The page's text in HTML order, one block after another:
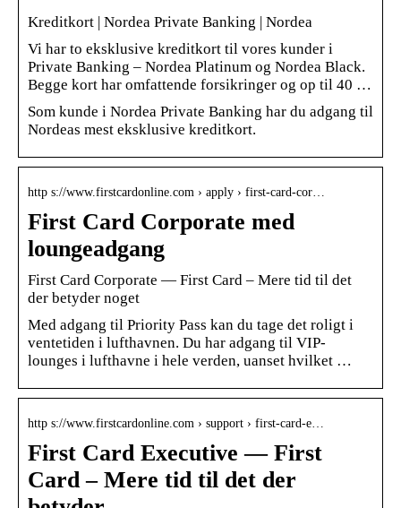
Kreditkort | Nordea Private Banking | Nordea
Vi har to eksklusive kreditkort til vores kunder i
Private Banking – Nordea Platinum og Nordea Black.
Begge kort har omfattende forsikringer og op til 40 …
Som kunde i Nordea Private Banking har du adgang til
Nordeas mest eksklusive kreditkort.
http s://www.firstcardonline.com › apply › first-card-cor…
First Card Corporate med
loungeadgang
First Card Corporate — First Card – Mere tid til det
der betyder noget
Med adgang til Priority Pass kan du tage det roligt i
ventetiden i lufthavnen. Du har adgang til VIP-
lounges i lufthavne i hele verden, uanset hvilket …
http s://www.firstcardonline.com › support › first-card-e…
First Card Executive — First
Card – Mere tid til det der